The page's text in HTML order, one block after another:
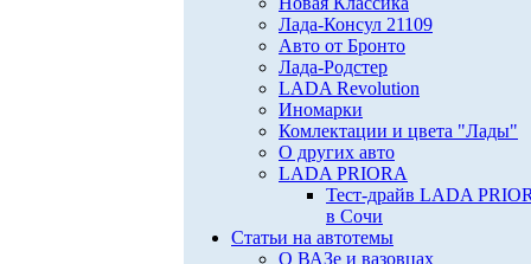
Лада-Консул 21109
Авто от Бронто
Лада-Родстер
LADA Revolution
Иномарки
Комлектации и цвета "Лады"
О других авто
LADA PRIORA
Тест-драйв LADA
в Сочи
Статьи на автотемы
О ВАЗе и вазовцах